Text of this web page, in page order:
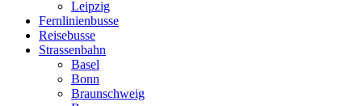
Leipzig
Fernlinienbusse
Reisebusse
Strassenbahn
Basel
Bonn
Braunschweig